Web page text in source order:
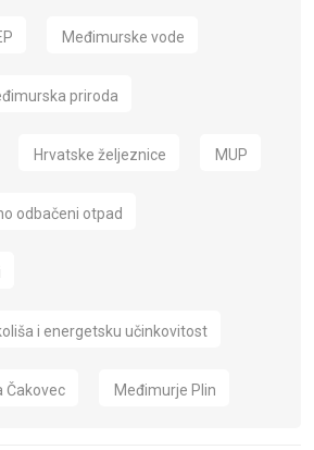
Međimurske vode
priroda
Hrvatske željeznice MUP
odbačeni otpad
i energetsku učinkovitost
Čakovec Međimurje Plin